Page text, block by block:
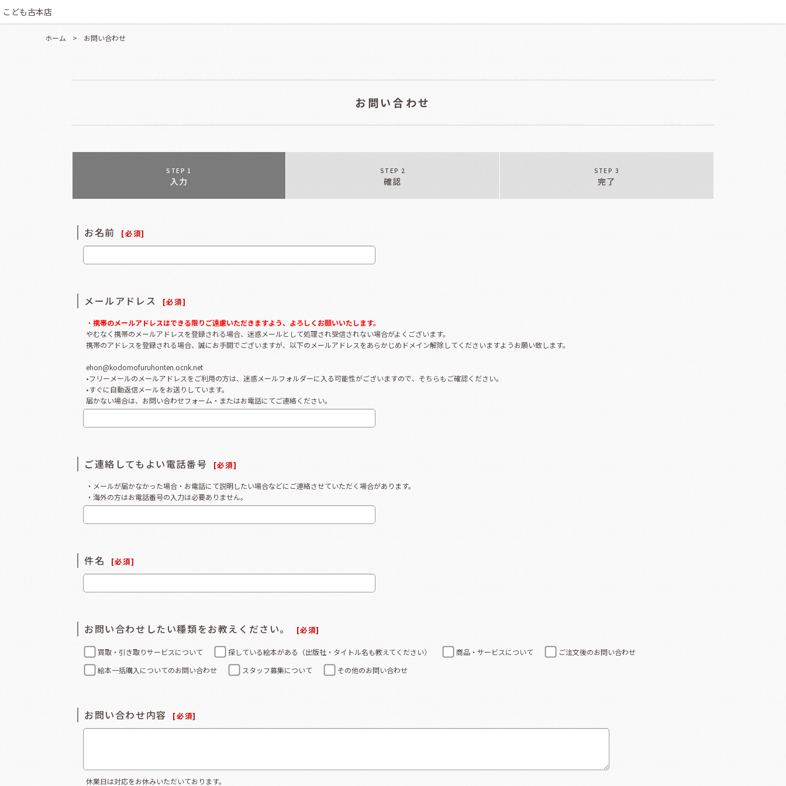
こども古本店
ホーム > お問い合わせ
お問い合わせ
STEP 1
入力
STEP 2
確認
STEP 3
完了
お名前 [必須]
メールアドレス [必須]
・ 携帯のメールアドレスはできる限りご遠慮いただきますよう、よろしくお願いいたします。
やむなく携帯のメールアドレスを登録される場合、迷惑メールとして処理され受信されない場合がよくございます。
携帯のアドレスを登録される場合、誠にお手間でございますが、以下のメールアドレスをあらかじめドメイン解除してくださいますようお願い致します。
ehon@kodomofuruhonten.ocnk.net
•フリーメールのメールアドレスをご利用の方は、迷惑メールフォルダーに入る可能性がございますので、そちらもご確認ください。
•すぐに自動返信メールをお送りしています。
届かない場合は、お問い合わせフォーム・またはお電話にてご連絡ください。
ご連絡してもよい電話番号 [必須]
・メールが届かなかった場合・お電話にて説明したい場合などにご連絡させていただく場合があります。
・海外の方はお電話番号の入力は必要ありません。
件名 [必須]
お問い合わせしたい種類をお教えください。 [必須]
買取・引き取りサービスについて 探している絵本がある（出版社・タイトル名も教えてください） 商品・サービスについて
ご注文後のお問い合わせ
絵本一括購入についてのお問い合わせ
スタッフ募集について その他のお問い合わせ
お問い合わせ内容 [必須]
休業日は対応をお休みいただいております。